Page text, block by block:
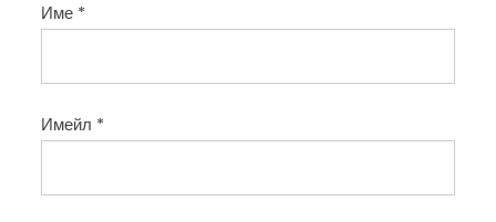
Име *
Имейл *